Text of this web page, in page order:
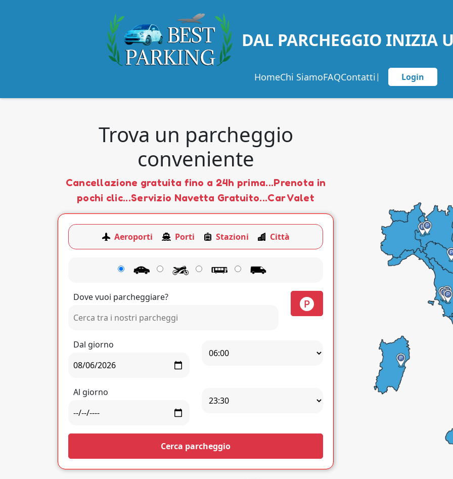
DAL PARCHEGGIO INIZIA
HomeChi SiamoFAQContatti| Login
Trova un parcheggio
conveniente
Cancellazione gratuita fino a 24h prima...Prenota in
pochi clic...Servizio Navetta Gratuito...Car Valet
Aeroporti Porti Stazioni Città
Dove vuoi parcheggiare?
Dal giorno
Al giorno
Cerca parcheggio